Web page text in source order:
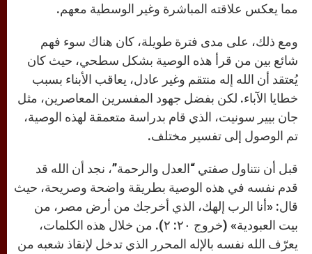
مما يعكس علاقته المباشرة وغير الوسطية معهم.
ومع ذلك، على مدى فترة طويلة، كان هناك سوء فهم
شائع بين من قرأ هذه الوصية بشكل سطحي، حيث كان
يُعتقد أن الله إله منتقم وغير عادل، يعاقب الأبناء بسبب
خطايا الآباء. لكن بفضل جهود المفسرين المعاصرين، مثل
جان بيير سونيت، الذي قام بدراسة متعمقة لهذه الوصية،
تم الوصول إلى تفسير مختلف.
قبل أن نتناول صفتي “العدل والرحمة”، نجد أن الله قد
قدم نفسه في هذه الوصية بطريقة واضحة وصريحة، حيث
قال: «أنا الرب إلهك، الذي أخرجك من أرض مصر، من
بيت العبودية» (خروج ٢٠: ٢). من خلال هذه الكلمات،
يعرّف الله نفسه بالإله المحرر الذي تدخل لإنقاذ شعبه من